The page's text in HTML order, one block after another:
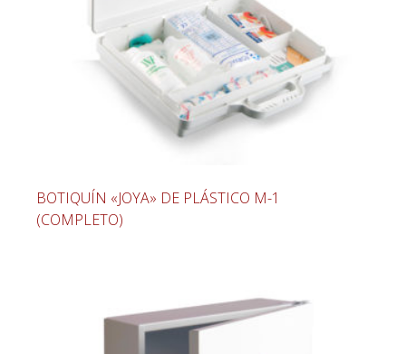
BOTIQUÍN «JOYA» DE PLÁSTICO M-1
(COMPLETO)